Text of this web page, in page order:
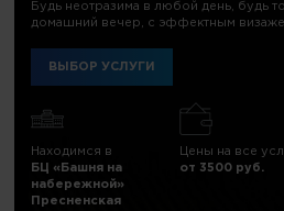
Будь неотразима в любой день, будь
домашний вечер, с эффектным
ВЫБОР УСЛУГИ
Находимся в
БЦ «Башня на
набережной»
Пресненская
Цены на все
от 3500 руб.